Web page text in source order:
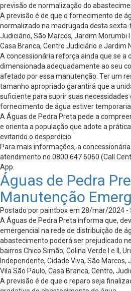
previsão de normalização do
A previsão é de que o fornecimento de
normalizado na madrugada desta
Judiciário, São Marcos, Jardim Morumbi I
Casa Branca, Centro Judiciário e Jardim
A concessionária reforça ainda que se a
dimensionada adequadamente ao seu
afetado por essa manutenção. Ter um
tamanho apropriado garantirá que a
suficiente para suprir suas
fornecimento de água estiver
A Águas de Pedra Preta pede a
e orienta a população que adote a
evitando o desperdício.
Para mais informações, a
atendimento no 0800 647 6060 (Call
App.
Águas de Pedra
Manutenção
Postado por paintbox em 28/mar/2024 -
A Águas de Pedra Preta informa que,
emergencial na rede de distribuição de
abastecimento poderá ser prejudicado
bairros Chico Simão, Colina Verde I e II,
Independente, Cidade Viva, São Marcos,
Vila São Paulo, Casa Branca, Centro,
A previsão é de que o reparo seja